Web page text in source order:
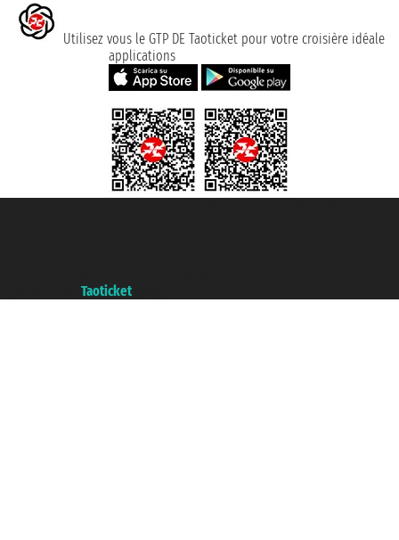
Utilisez vous le GTP DE Taoticket pour votre croisière idéale
applications
Taoticket